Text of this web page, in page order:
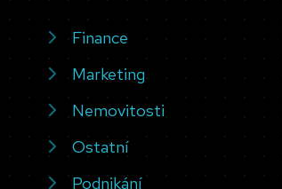
Finance
Marketing
Nemovitosti
Ostatní
Podnikání